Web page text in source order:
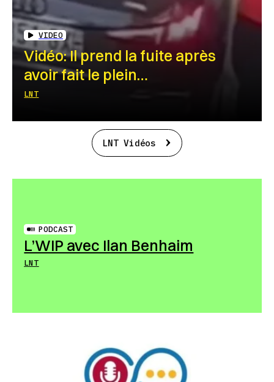
VIDEO
Vidéo: Il prend la fuite après
avoir fait le plein…
LNT
LNT Vidéos
PODCAST
L’WIP avec Ilan Benhaim
LNT